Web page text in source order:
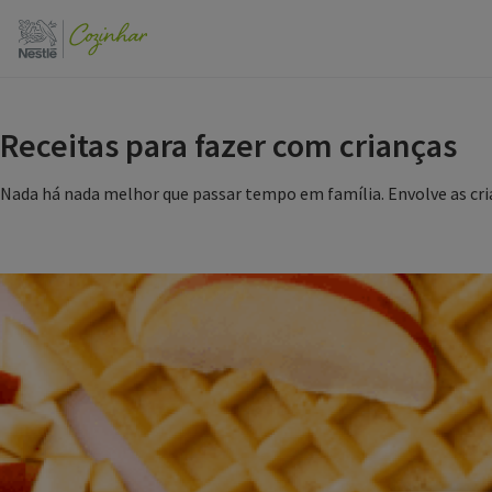
para
Receitas para fazer com crianças
Nada há nada melhor que passar tempo em família. Envolve as